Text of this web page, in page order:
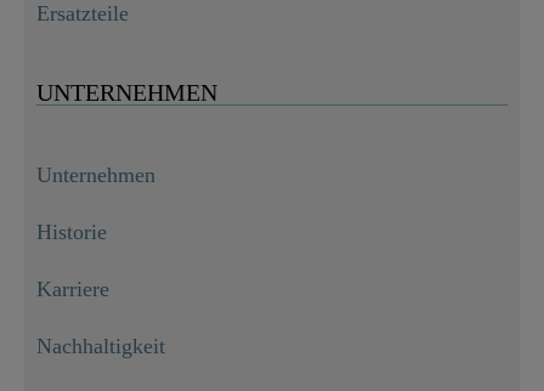
Ersatzteile
UNTERNEHMEN
Unternehmen
Historie
Karriere
Nachhaltigkeit